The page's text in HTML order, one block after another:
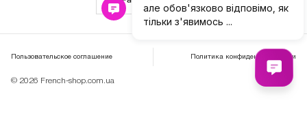
© 2026 French-shop.com.ua
Пользовательское соглашение Политика конфиденциальности